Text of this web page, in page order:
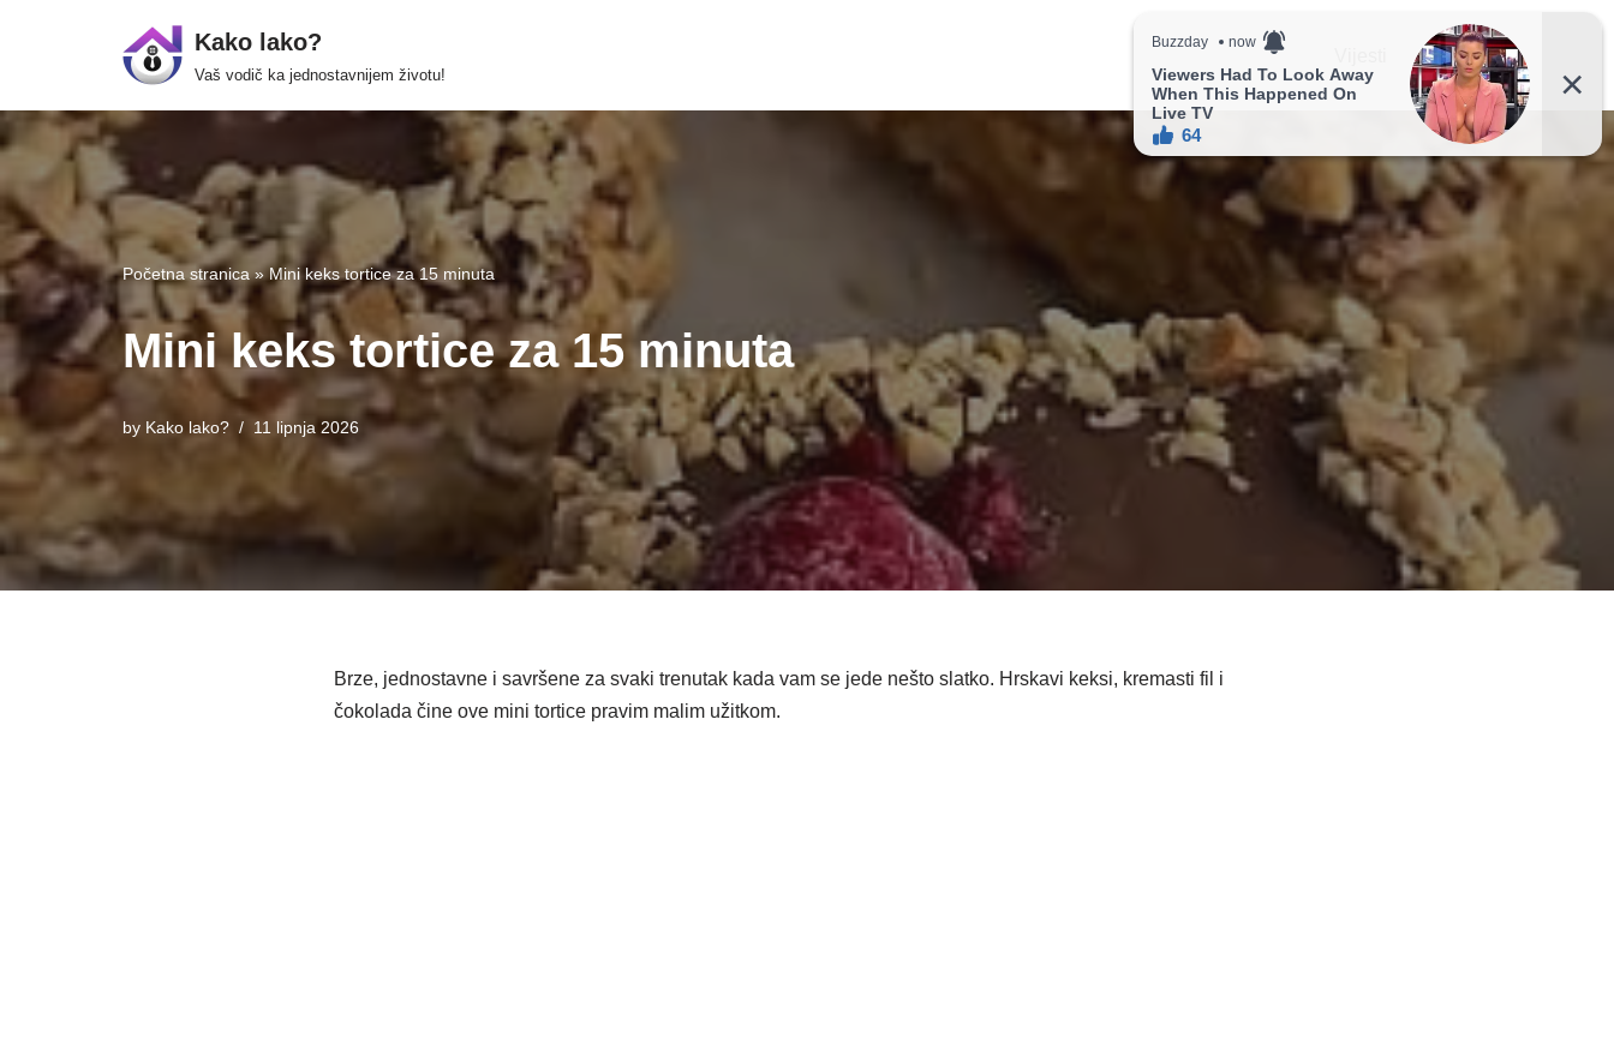
content
Kako lako?
Vaš vodič ka jednostavnijem životu!
Recepti
Početna stranica»Mini keks tortice za 15 minuta
Mini keks tortice za 15 minuta
by Kako lako? 11 lipnja 2026
Brze, jednostavne i savršene za svaki trenutak kada vam se jede nešto slatko. Hrskavi keksi, kremasti fil i
čokolada čine ove mini tortice pravim malim užitkom.